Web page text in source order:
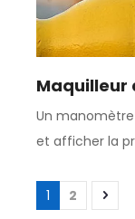
Maquilleur
Un
et afficher la
1 2